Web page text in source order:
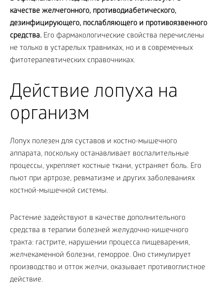
качестве желчегонного, противодиабетического,
дезинфицирующего, послабляющего и противоязвенного
средства. Его фармакологические свойства перечислены
не только в устарелых травниках, но и в современных
фитотерапевтических справочниках.
Действие лопуха на
организм
Лопух полезен для суставов и костно-мышечного
аппарата, поскольку останавливает воспалительные
процессы, укрепляет костные ткани, устраняет боль. Его
пьют при артрозе, ревматизме и других заболеваниях
костной-мышечной системы.
Растение задействуют в качестве дополнительного
средства в терапии болезней желудочно-кишечного
тракта: гастрите, нарушении процесса пищеварения,
желчекаменной болезни, геморрое. Оно стимулирует
производство и отток желчи, оказывает противоглистное
действие.